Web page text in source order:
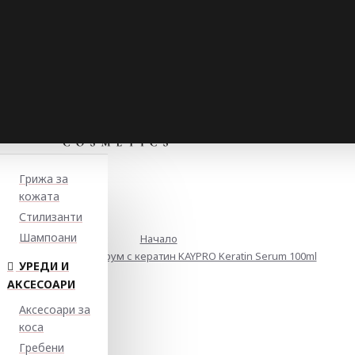
Грижа за
кожата
Стилизанти
Шампоани
УРЕДИ И
АКСЕСОАРИ
Аксесоари за
коса
Гребени
Начало
Възстановяващ серум с кератин KAYPRO Keratin Serum 100ml